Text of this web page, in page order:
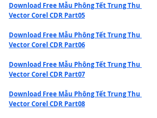
Download Free Mẫu Phông Tết Trung Thu
Vector Corel CDR Part05
Download Free Mẫu Phông Tết Trung Thu
Vector Corel CDR Part06
Download Free Mẫu Phông Tết Trung Thu
Vector Corel CDR Part07
Download Free Mẫu Phông Tết Trung Thu
Vector Corel CDR Part08